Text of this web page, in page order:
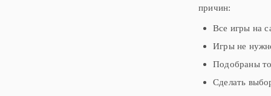
причин:
Все игры на
Игры не
Подобраны
Сделать